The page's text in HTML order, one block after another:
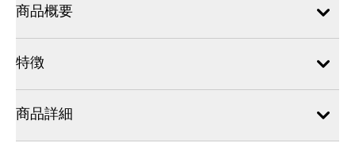
商品概要
特徴
商品詳細